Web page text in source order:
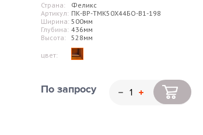
Страна:
Феликс
Артикул: ПК-ВР-ТМК50Х44БО-В1-198
Ширина: 500мм
Глубина: 436мм
Высота:
528мм
цвет:
По запросу